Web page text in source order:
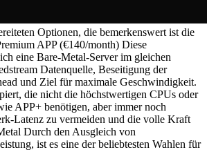
Optionen, die bemerkenswert ist die
APP (€140/month) Diese
eine Bare-Metal-Server im gleichen
Datenquelle, Beseitigung der
und Ziel für maximale Geschwindigkeit.
die nicht die höchstwertigen CPUs oder
APP+ benötigen, aber immer noch
Latenz zu vermeiden und die volle Kraft
Durch den Ausgleich von
ist es eine der beliebtesten Wahlen für